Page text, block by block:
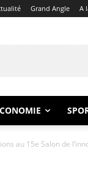
Grand Angle A
au 15e Salon de